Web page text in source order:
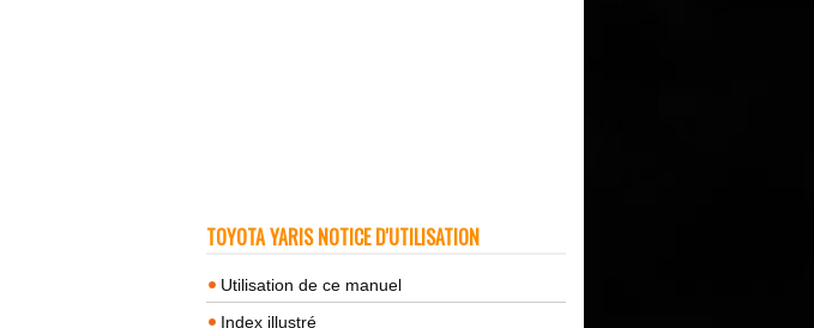
TOYOTA YARIS NOTICE D'UTILISATION
Utilisation de ce manuel
Index illustré